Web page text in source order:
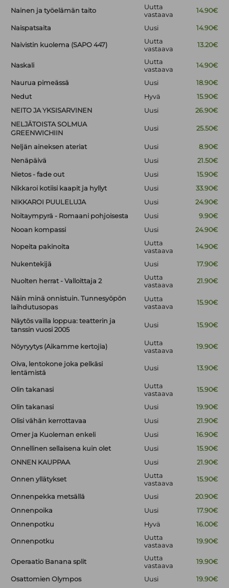
Nainen ja työelämän taito
Uutta
vastaava
14.90€
Naispatsaita Uusi 14.90€
Naivistin kuolema (SAPO 447)
Uutta
vastaava
13.20€
Naskali
Uutta
vastaava
14.90€
Naurua pimeässä Uusi
18.90€
Nedut
Hyvä
15.90€
NEITO JA YKSISARVINEN
Uusi
26.90€
NELJÄTOISTA SOLMUA
GREENWICHIIN
Uusi 25.50€
Neljän aineksen ateriat Uusi
8.90€
Nenäpäivä
Uusi
21.50€
Nietos - fade out
Uusi
15.90€
Nikkaroi kotiisi kaapit ja hyllyt
Uusi
33.90€
NIKKAROI PUULELUJA
Uusi
24.90€
Noitaympyrä - Romaani pohjoisesta
Uusi
9.90€
Nooan kompassi
Uusi 24.90€
Nopeita pakinoita
Uutta
vastaava
14.90€
Nukentekijä Uusi 17.90€
Nuolten herrat - Valloittaja 2
Uutta
vastaava
21.90€
Näin minä onnistuin. Tunnesyöpön
laihdutusopas
Uutta
vastaava
15.90€
Näytös vailla loppua: teatterin ja
tanssin vuosi 2005
Uusi 15.90€
Nöyryytys (Aikamme kertojia)
Uutta
vastaava
19.90€
Oiva, lentokone joka pelkäsi
lentämistä
Uusi 13.90€
Olin takanasi
Uutta
vastaava
15.90€
Olin takanasi Uusi
19.90€
Olisi vähän kerrottavaa
Uusi
21.90€
Omer ja Kuoleman enkeli
Uusi
16.90€
Onnellinen sellaisena kuin olet
Uusi
15.90€
ONNEN KAUPPAA
Uusi 21.90€
Onnen yllätykset
Uutta
vastaava
15.90€
Onnenpekka metsällä Uusi
20.90€
Onnenpoika
Uusi
17.90€
Onnenpotku
Hyvä 16.00€
Onnenpotku
Uutta
vastaava
19.90€
Operaatio Banana split
Uutta
vastaava
19.90€
Osattomien Olympos Uusi 19.90€